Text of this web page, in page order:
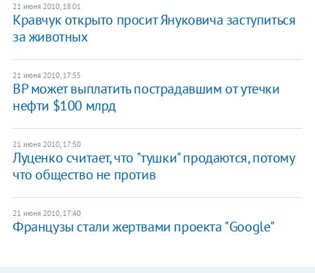
21 июня 2010, 18:01
Кравчук открыто просит Януковича заступиться
за животных
21 июня 2010, 17:55
ВР может выплатить пострадавшим от утечки
нефти $100 млрд
21 июня 2010, 17:50
Луценко считает, что "тушки" продаются, потому
что общество не против
21 июня 2010, 17:40
Французы стали жертвами проекта "Google"